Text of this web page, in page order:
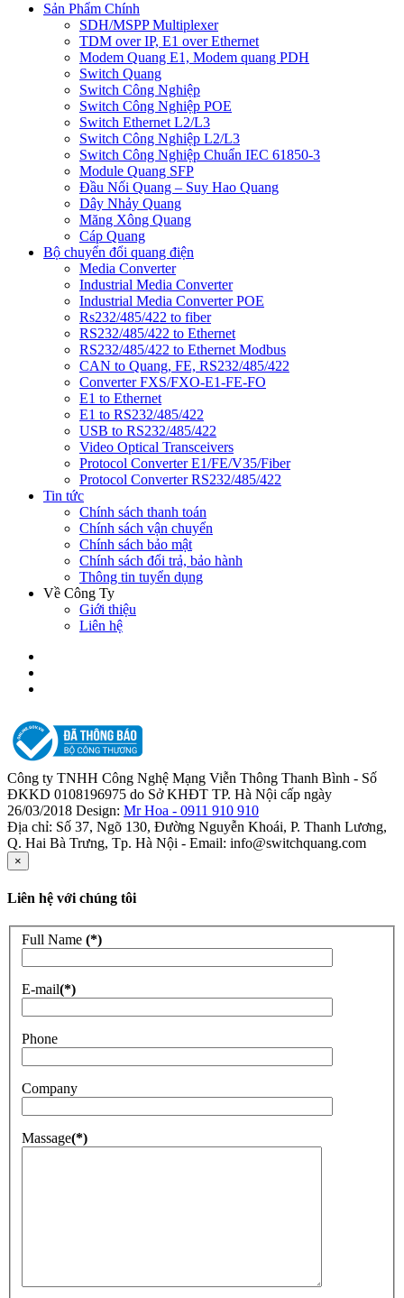
Sản Phẩm Chính
SDH/MSPP Multiplexer
TDM over IP, E1 over Ethernet
Modem Quang E1, Modem quang PDH
Switch Quang
Switch Công Nghiệp
Switch Công Nghiệp POE
Switch Ethernet L2/L3
Switch Công Nghiệp L2/L3
Switch Công Nghiệp Chuẩn IEC 61850-3
Module Quang SFP
Đầu Nối Quang – Suy Hao Quang
Dây Nhảy Quang
Măng Xông Quang
Cáp Quang
Bộ chuyển đổi quang điện
Media Converter
Industrial Media Converter
Industrial Media Converter POE
Rs232/485/422 to fiber
RS232/485/422 to Ethernet
RS232/485/422 to Ethernet Modbus
CAN to Quang, FE, RS232/485/422
Converter FXS/FXO-E1-FE-FO
E1 to Ethernet
E1 to RS232/485/422
USB to RS232/485/422
Video Optical Transceivers
Protocol Converter E1/FE/V35/Fiber
Protocol Converter RS232/485/422
Tin tức
Chính sách thanh toán
Chính sách vận chuyển
Chính sách bảo mật
Chính sách đổi trả, bảo hành
Thông tin tuyển dụng
Về Công Ty
Giới thiệu
Liên hệ
Công ty TNHH Công Nghệ Mạng Viễn Thông Thanh Bình - Số
ĐKKD 0108196975 do Sở KHĐT TP. Hà Nội cấp ngày
26/03/2018 Design: Mr Hoa - 0911 910 910
Địa chỉ: Số 37, Ngõ 130, Đường Nguyễn Khoái, P. Thanh Lương,
Q. Hai Bà Trưng, Tp. Hà Nội - Email: info@switchquang.com
×
Liên hệ với chúng tôi
Full Name (*)
E-mail(*)
Phone
Company
Massage(*)